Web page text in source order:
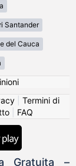
Santander
del Cauca
| Termini di
| FAQ
Gratuita –